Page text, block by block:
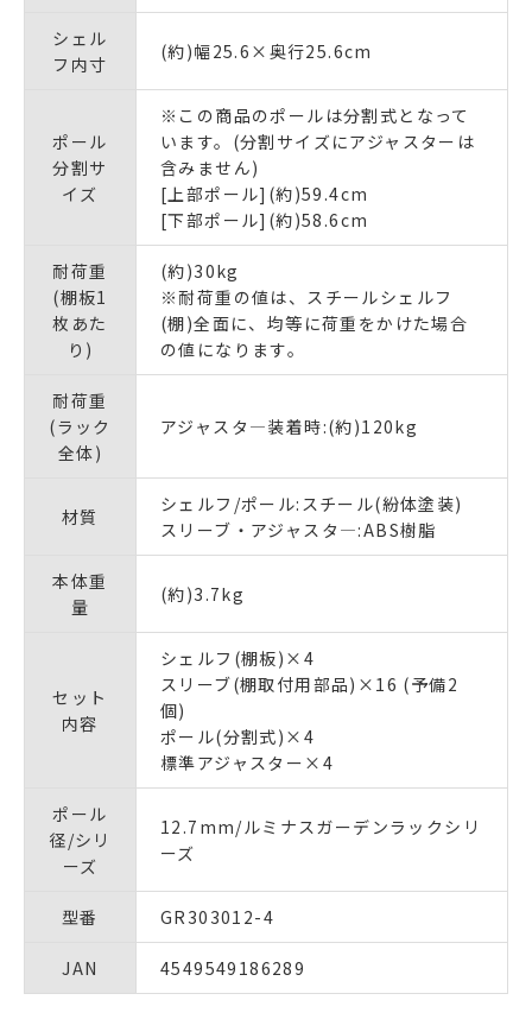
シェル
フ内寸
(約)幅25.6×奥行25.6cm
ポール
分割サ
イズ
※この商品のポールは分割式となって
います。(分割サイズにアジャスターは
含みません)
[上部ポール](約)59.4cm
[下部ポール](約)58.6cm
耐荷重
(棚板1
枚あた
り)
(約)30kg
※耐荷重の値は、スチールシェルフ
(棚)全面に、均等に荷重をかけた場合
の値になります。
耐荷重
(ラック
全体)
アジャスタ―装着時:(約)120kg
材質
シェルフ/ポール:スチール(紛体塗装)
スリーブ・アジャスタ―:ABS樹脂
本体重
量
(約)3.7kg
セット
内容
シェルフ(棚板)×4
スリーブ(棚取付用部品)×16 (予備2
個)
ポール(分割式)×4
標準アジャスター×4
ポール
径/シリ
ーズ
12.7mm/ルミナスガーデンラックシリ
ーズ
型番 GR303012-4
JAN 4549549186289